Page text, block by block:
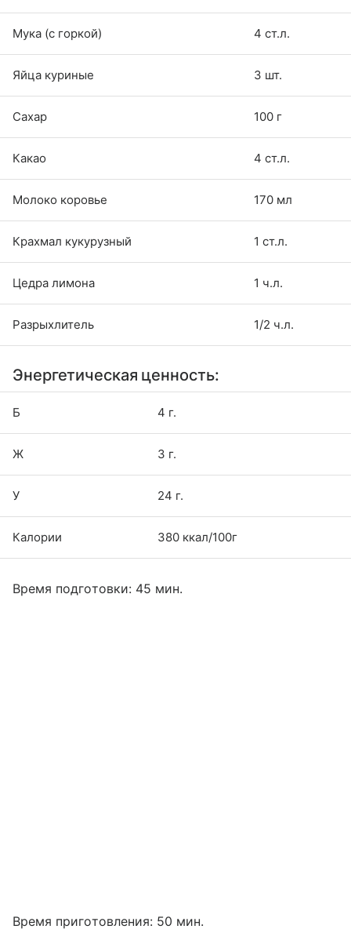
Мука (с горкой) 4 ст.л.
Яйца куриные 3 шт.
Сахар 100 г
Какао 4 ст.л.
Молоко коровье 170 мл
Крахмал кукурузный 1 ст.л.
Цедра лимона 1 ч.л.
Разрыхлитель 1/2 ч.л.
Энергетическая ценность:
Б 4 г.
Ж 3 г.
У 24 г.
Калории 380 ккал/100г
Время подготовки: 45 мин.
Время приготовления: 50 мин.